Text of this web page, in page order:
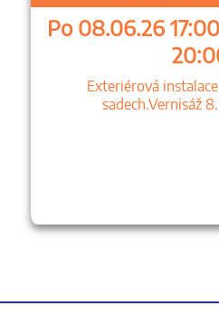
Po 08.06.26
Exteriérová
sadech.Vernisáž